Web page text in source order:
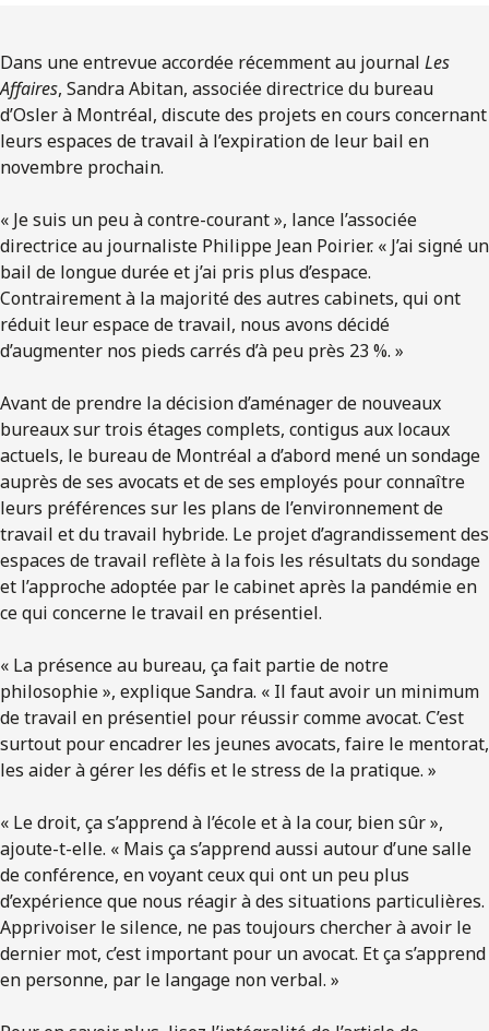
Dans une entrevue accordée récemment au journal Les
Affaires, Sandra Abitan, associée directrice du bureau
d’Osler à Montréal, discute des projets en cours concernant
leurs espaces de travail à l’expiration de leur bail en
novembre prochain.
« Je suis un peu à contre-courant », lance l’associée
directrice au journaliste Philippe Jean Poirier. « J’ai signé un
bail de longue durée et j’ai pris plus d’espace.
Contrairement à la majorité des autres cabinets, qui ont
réduit leur espace de travail, nous avons décidé
d’augmenter nos pieds carrés d’à peu près 23 %. »
Avant de prendre la décision d’aménager de nouveaux
bureaux sur trois étages complets, contigus aux locaux
actuels, le bureau de Montréal a d’abord mené un sondage
auprès de ses avocats et de ses employés pour connaître
leurs préférences sur les plans de l’environnement de
travail et du travail hybride. Le projet d’agrandissement des
espaces de travail reflète à la fois les résultats du sondage
et l’approche adoptée par le cabinet après la pandémie en
ce qui concerne le travail en présentiel.
« La présence au bureau, ça fait partie de notre
philosophie », explique Sandra. « Il faut avoir un minimum
de travail en présentiel pour réussir comme avocat. C’est
surtout pour encadrer les jeunes avocats, faire le mentorat,
les aider à gérer les défis et le stress de la pratique. »
« Le droit, ça s’apprend à l’école et à la cour, bien sûr »,
ajoute-t-elle. « Mais ça s’apprend aussi autour d’une salle
de conférence, en voyant ceux qui ont un peu plus
d’expérience que nous réagir à des situations particulières.
Apprivoiser le silence, ne pas toujours chercher à avoir le
dernier mot, c’est important pour un avocat. Et ça s’apprend
en personne, par le langage non verbal. »